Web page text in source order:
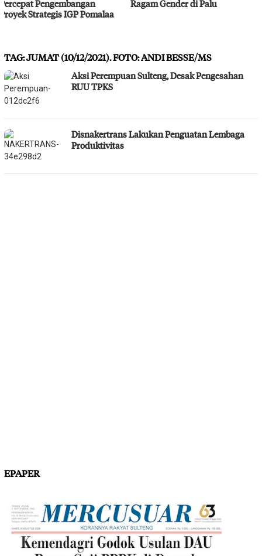
Ragam Gender di Palu
Bahodopi Hadapi Potensi
TAG:JUMAT (10/12/2021). FOTO: ANDI BESSE/MS
Aksi Perempuan Sulteng, Desak Pengesahan
RUU TPKS
Disnakertrans Lakukan Penguatan Lembaga
Produktivitas
EPAPER